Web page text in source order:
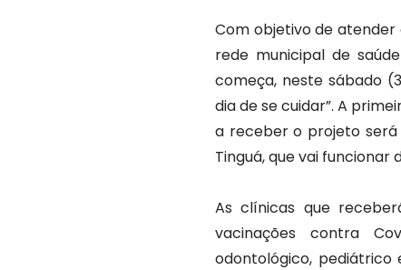
Com objetivo de atender
rede municipal de
começa, neste sábado
dia de se cuidar”. A
a receber o projeto será
Tinguá, que vai funcionar
As clínicas que
vacinações contra
odontológico, pediátrico